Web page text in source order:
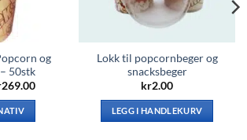
og
50stk
269.00Prisområde:
Lokk til popcornbeger og
snacksbeger
kr2.00
LEGG I HANDLEKURV